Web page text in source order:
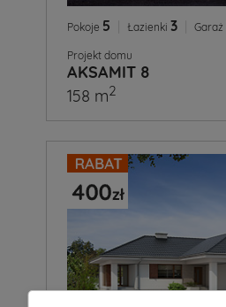
Pokoje 5 Łazienki 3 Garaż
Projekt domu
AKSAMIT 8
158 m2